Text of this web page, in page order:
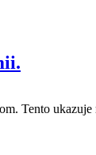
Tento